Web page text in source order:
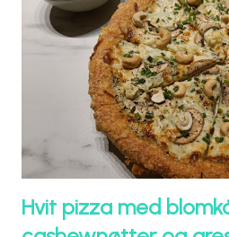
Hvit pizza med